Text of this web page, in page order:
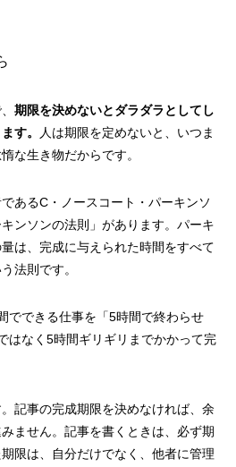
期限を決めないとダラダラとしてし
す。
人は期限を定めないと、いつま
な生き物だからです。
あるC・ノースコート・パーキンソ
ンソンの法則」があります。パーキ
は、完成に与えられた時間をすべて
法則です。
でできる仕事を「5時間で終わらせ
はなく5時間ギリギリまでかかって完
記事の完成期限を決めなければ、余
ません。記事を書くときは、必ず期
限は、自分だけでなく、他者に管理